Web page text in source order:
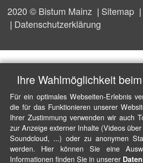
2020 © Bistum Mainz Sitemap
Datenschutzerklärung
Ihre Wahlmöglichkeit
Für ein optimales Webseiten-Erlebnis
die für das Funktionieren unserer
Ihrer Zustimmung verwenden wir auch
zur Anzeige externer Inhalte (Videos
Soundcloud, ...) oder zu anonymen
werden. Hier können Sie eine
Informationen finden Sie in unserer